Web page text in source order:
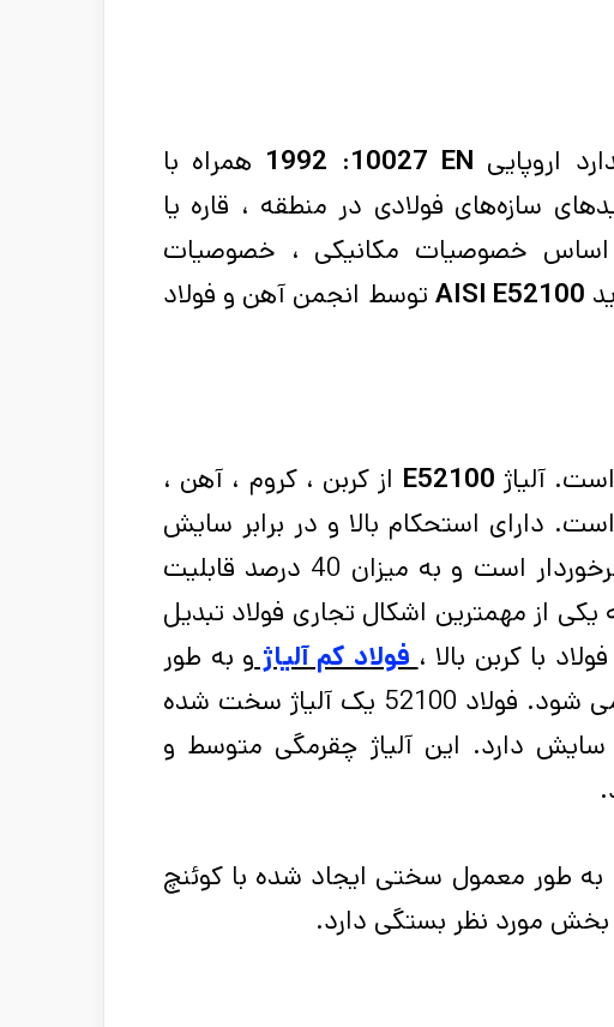
اروپایی EN
10027
:
1992 همراه با
سازه‌های فولادی در منطقه ، قاره یا
اساس خصوصیات مکانیکی ، خصوصیات
AISI E52100 توسط انجمن آهن و فولاد
آلیاژ E52100 از کربن ، کروم ، آهن ،
دارای استحکام بالا و در برابر سایش
مقاوم است. این ماده از سختی پذیری بالایی برخوردار است و به میزان 40 درصد قابلیت
یکی از مهمترین اشکال تجاری فولاد تبدیل
با کربن بالا ، فولاد کم آلیاژ و به طور
کلی به عنوان فولاد کربن یا یک فلز طبقه بندی می شود. فولاد 52100 یک آلیاژ سخت شده
دارد. این آلیاژ چقرمگی متوسط و
به طور معمول سختی ایجاد شده با کوئنچ
مورد نظر بستگی دارد.